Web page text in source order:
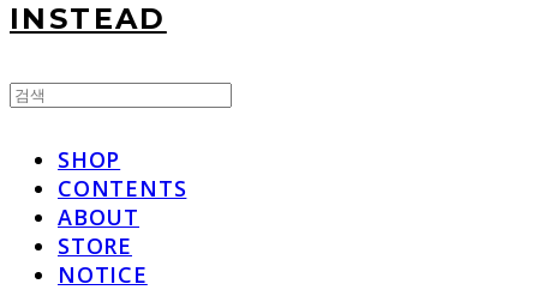
INSTEAD
SHOP
CONTENTS
ABOUT
STORE
NOTICE